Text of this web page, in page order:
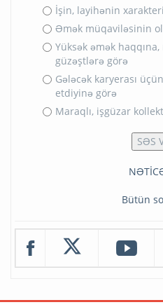
İşin, layihənin
Əmək müqaviləsinin
Yüksək əmək
güzəştlərə görə
Gələcək karyerası
etdiyinə görə
Maraqlı, işgüzar
Bütün